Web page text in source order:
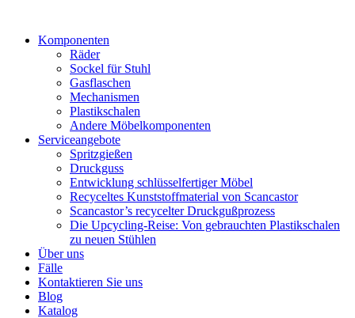
wechselnKomponenten
Räder
Sockel für Stuhl
Gasflaschen
Mechanismen
Plastikschalen
Andere Möbelkomponenten
Serviceangebote
Spritzgießen
Druckguss
Entwicklung schlüsselfertiger Möbel
Recyceltes Kunststoffmaterial von Scancastor
Scancastor’s recycelter Druckgußprozess
Die Upcycling-Reise: Von gebrauchten Plastikschalen
zu neuen Stühlen
Über uns
Fälle
Kontaktieren Sie uns
Blog
Katalog